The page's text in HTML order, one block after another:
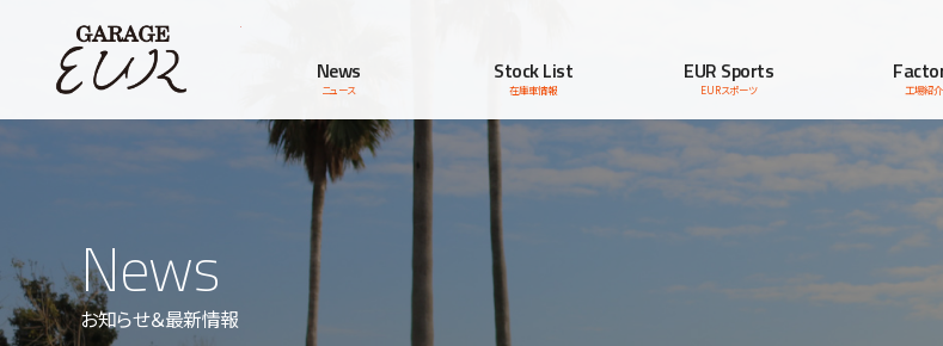
News
ニュース
Stock List
在庫車情報
EUR Sports
EURスポーツ 工場紹介
News
お知らせ＆最新情報